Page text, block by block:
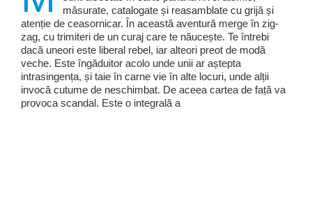
măsurate, catalogate și reasamblate cu grijă și
atenție de ceasornicar. În această aventură merge în zig-
zag, cu trimiteri de un curaj care te năucește. Te întrebi
dacă uneori este liberal rebel, iar alteori preot de modă
veche. Este îngăduitor acolo unde unii ar aștepta
intrasingența, și taie în carne vie în alte locuri, unde alții
invocă cutume de neschimbat. De aceea cartea de față va
provoca scandal. Este o integrală a